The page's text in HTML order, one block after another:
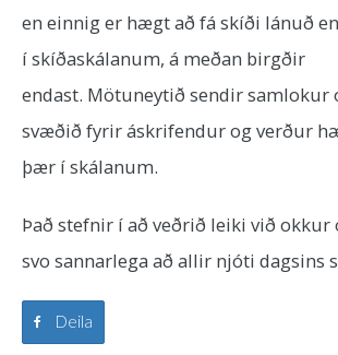
en einnig er hægt að fá skíði lánuð
í skíðaskálanum, á meðan birgðir
endast. Mötuneytið sendir samlokur
svæðið fyrir áskrifendur og verður
þær í skálanum.
Það stefnir í að veðrið leiki við okkur
svo sannarlega að allir njóti dagsins
Deila